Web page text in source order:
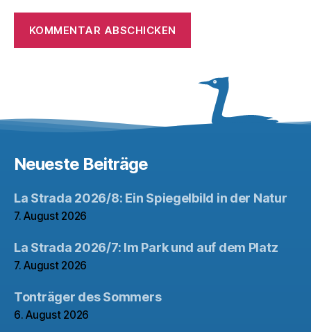
Neueste Beiträge
La Strada 2026/8: Ein Spiegelbild in der Natur
7. August 2026
La Strada 2026/7: Im Park und auf dem Platz
7. August 2026
Tonträger des Sommers
6. August 2026